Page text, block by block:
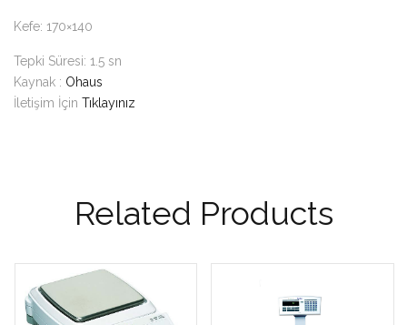
Kefe: 170×140
Tepki Süresi: 1.5 sn
Kaynak : Ohaus
İletişim İçin Tıklayınız
Related Products